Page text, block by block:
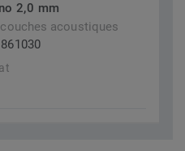
2,0 mm
acoustiques